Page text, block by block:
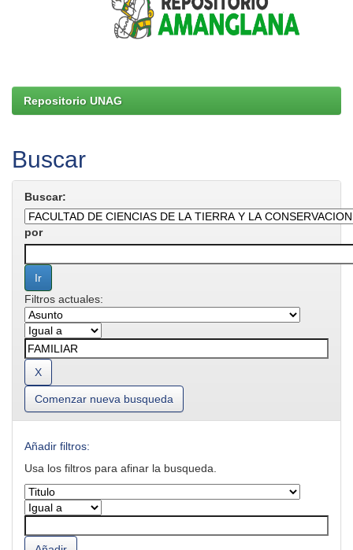
Repositorio UNAG
Buscar
Buscar:
por
Filtros actuales:
Comenzar nueva busqueda
Añadir filtros:
Usa los filtros para afinar la busqueda.